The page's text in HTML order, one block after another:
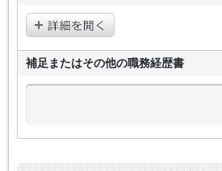
補足またはその他の職務経歴書